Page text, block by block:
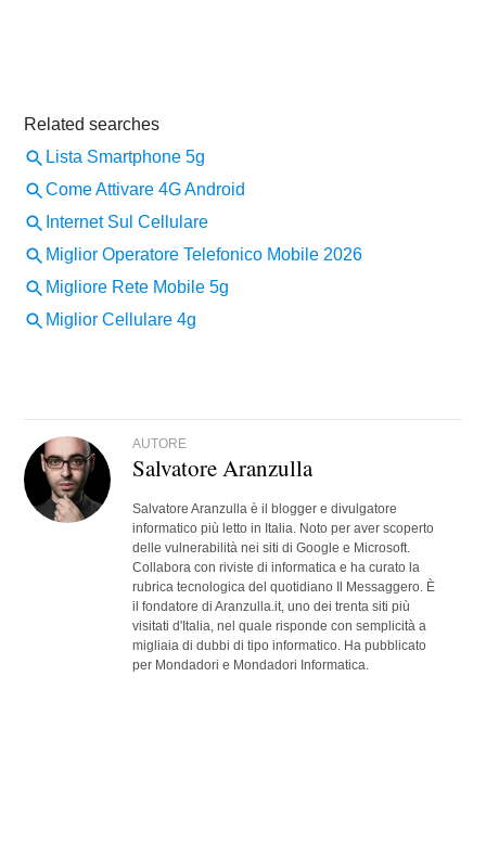
AUTORE
Salvatore Aranzulla
Salvatore Aranzulla è il blogger e divulgatore
informatico più letto in Italia. Noto per aver scoperto
delle vulnerabilità nei siti di Google e Microsoft.
Collabora con riviste di informatica e ha curato la
rubrica tecnologica del quotidiano Il Messaggero. È
il fondatore di Aranzulla.it, uno dei trenta siti più
visitati d'Italia, nel quale risponde con semplicità a
migliaia di dubbi di tipo informatico. Ha pubblicato
per Mondadori e Mondadori Informatica.